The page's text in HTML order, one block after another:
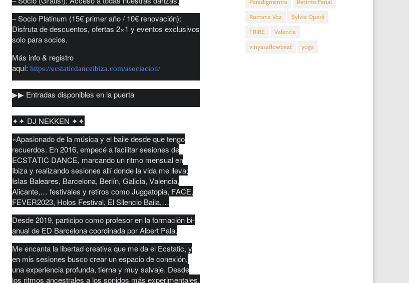
– Socio Platinum (15€ primer año / 10€ renovación):
Disfruta de descuentos, ofertas 2×1 y eventos exclusivos
solo para socios.
Más info & registro
aquí:https://ecstaticdanceibiza.com/asociacion/
▶︎▶︎ Entradas disponibles en la puerta
✦✦ DJ NEKKEN ✦✦
«Apasionado de la música y el baile desde que tengo
recuerdos. En 2016, empecé a facilitar sesiones de
ECSTATIC DANCE, marcando un ritmo mensual en
Ibiza y realizando sesiones allí donde la vida me lleva;
Islas Baleares, Barcelona, Berlín, Galicia, Valencia,
Alicante,… festivales y retiros como Juggatopia, FACE,
FEVER2023, Holos Festival, El Silencio Baila,…
Desde 2019, participo como profesor en la formación bi-
anual de ED Barcelona coordinada por Albert Pala.
Me encanta la libertad creativa que me da el Ecstatic, y
en mis sesiones busco crear un espacio de conexión,
una experiencia profunda, tierna y muy salvaje. Desde
los ritmos ancestrales a los sonidos más experimentales,
Paradigmantra
Recinto Ferial
Romana Voz
Sylvia Operé
TRIBE
Valencia
vinyasaflowbeat
yoga